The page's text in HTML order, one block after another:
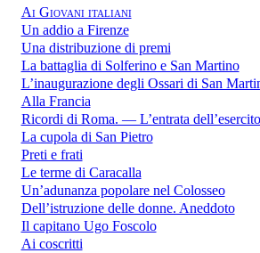
Ai Giovani italiani
Un addio a Firenze
Una distribuzione di premi
La battaglia di Solferino e San Martino
L’inaugurazione degli Ossari di San
Alla Francia
Ricordi di Roma. — L’entrata
La cupola di San Pietro
Preti e frati
Le terme di Caracalla
Un’adunanza popolare nel Colosseo
Dell’istruzione delle donne. Aneddoto
Il capitano Ugo Foscolo
Ai coscritti